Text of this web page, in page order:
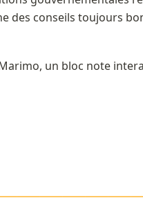
des conseils toujours
un bloc note